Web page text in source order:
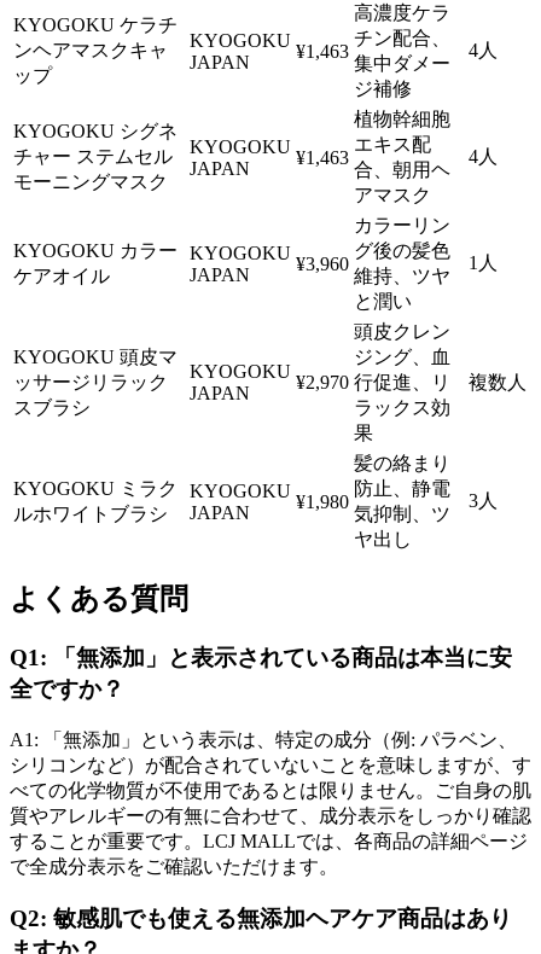
KYOGOKU ケラチ
ンヘアマスクキャ
ップ
KYOGOKU
JAPAN
¥1,463
高濃度ケラ
チン配合、
集中ダメー
ジ補修
4人
KYOGOKU シグネ
チャー ステムセル
モーニングマスク
KYOGOKU
JAPAN
¥1,463
植物幹細胞
エキス配
合、朝用ヘ
アマスク
4人
KYOGOKU カラー
ケアオイル
KYOGOKU
JAPAN
¥3,960
カラーリン
グ後の髪色
維持、ツヤ
と潤い
1人
KYOGOKU 頭皮マ
ッサージリラック
スブラシ
KYOGOKU
JAPAN
¥2,970
頭皮クレン
ジング、血
行促進、リ
ラックス効
果
複数人
KYOGOKU ミラク
ルホワイトブラシ
KYOGOKU
JAPAN
¥1,980
髪の絡まり
防止、静電
気抑制、ツ
ヤ出し
3人
よくある質問
Q1: 「無添加」と表示されている商品は本当に安
全ですか？
A1: 「無添加」という表示は、特定の成分（例: パラベン、
シリコンなど）が配合されていないことを意味しますが、す
べての化学物質が不使用であるとは限りません。ご自身の肌
質やアレルギーの有無に合わせて、成分表示をしっかり確認
することが重要です。LCJ MALLでは、各商品の詳細ページ
で全成分表示をご確認いただけます。
Q2: 敏感肌でも使える無添加ヘアケア商品はあり